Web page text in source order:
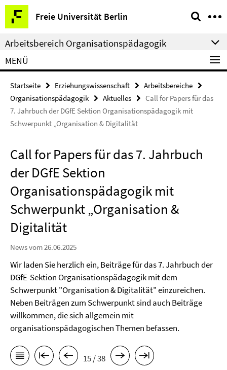
Springe
direkt
zu
Inhalt
Freie Universität Berlin
Service-
Navigation
Arbeitsbereich Organisationspädagogik
MENÜ
Startseite Erziehungswissenschaft
Arbeitsbereiche
Organisationspädagogik
Aktuelles
Call for Papers für das
7. Jahrbuch der DGfE Sektion Organisationspädagogik mit
Schwerpunkt „Organisation & Digitalität
Call for Papers für das 7. Jahrbuch
der DGfE Sektion
Organisationspädagogik mit
Schwerpunkt „Organisation &
Digitalität
News vom 26.06.2025
Wir laden Sie herzlich ein, Beiträge für das 7. Jahrbuch der
DGfE-Sektion Organisationspädagogik mit dem
Schwerpunkt "Organisation & Digitalität" einzureichen.
Neben Beiträgen zum Schwerpunkt sind auch Beiträge
willkommen, die sich allgemein mit
organisationspädagogischen Themen befassen.
15 / 38